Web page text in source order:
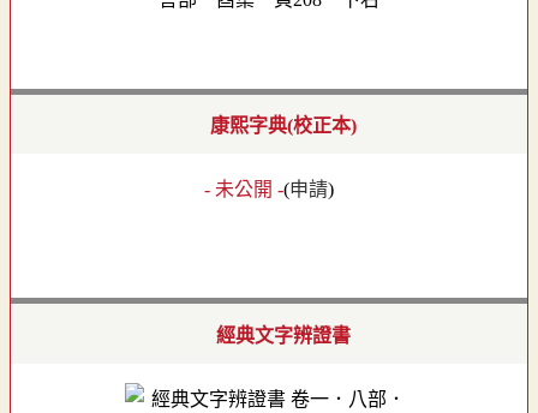
康熙字典(校正本)
- 未公開 -(申請)
經典文字辨證書